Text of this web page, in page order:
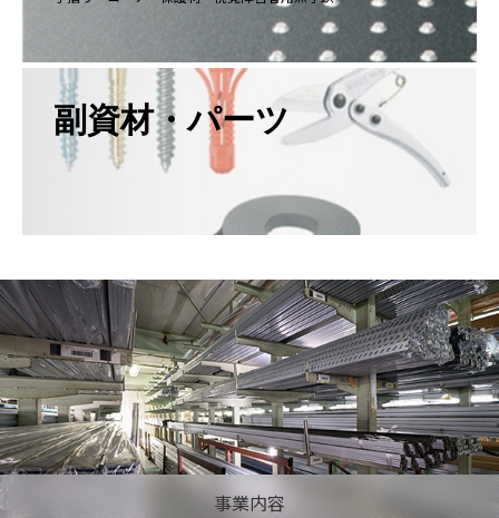
副資材・パーツ
事業内容